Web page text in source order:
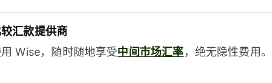
汇款提供商
Wise，随时随地享受中间市场汇率，绝无隐性费用。